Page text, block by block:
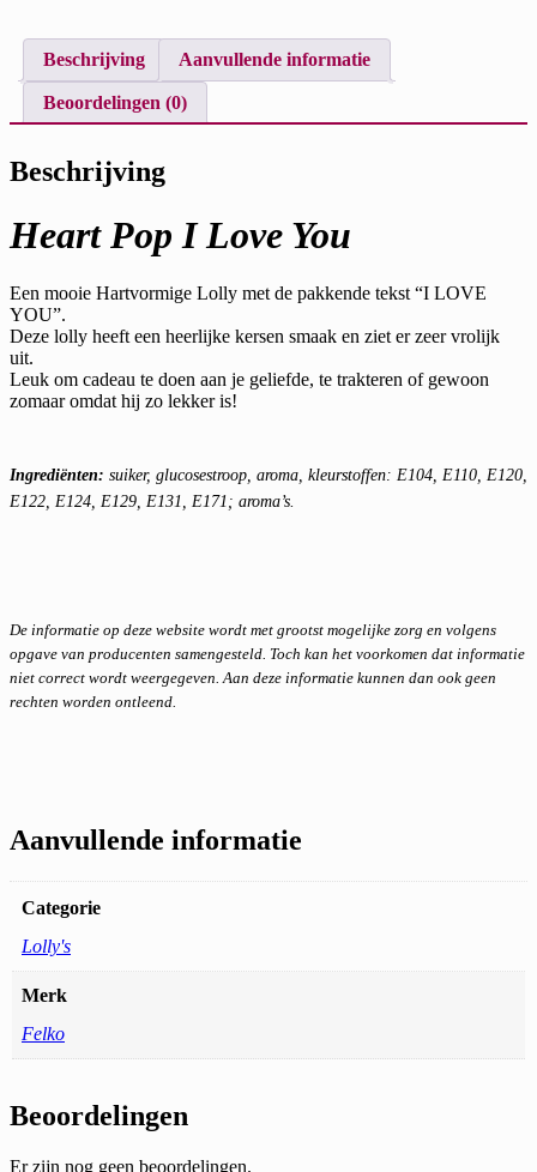
Beschrijving Aanvullende informatie
Beoordelingen (0)
Beschrijving
Heart Pop I Love You
Een mooie Hartvormige Lolly met de pakkende tekst “I LOVE
YOU”.
Deze lolly heeft een heerlijke kersen smaak en ziet er zeer vrolijk
uit.
Leuk om cadeau te doen aan je geliefde, te trakteren of gewoon
zomaar omdat hij zo lekker is!
Ingrediënten: suiker, glucosestroop, aroma, kleurstoffen: E104, E110, E120,
E122, E124, E129, E131, E171; aroma’s.
De informatie op deze website wordt met grootst mogelijke zorg en volgens
opgave van producenten samengesteld. Toch kan het voorkomen dat informatie
niet correct wordt weergegeven. Aan deze informatie kunnen dan ook geen
rechten worden ontleend.
Aanvullende informatie
Categorie
Lolly's
Merk
Felko
Beoordelingen
Er zijn nog geen beoordelingen.